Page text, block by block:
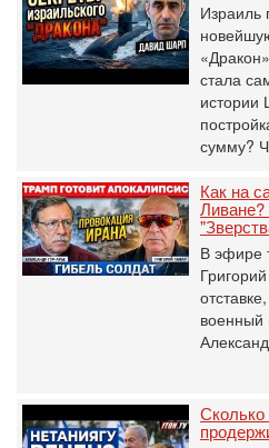
Израиль
стала
сумму?
Как на
В эфире
военный